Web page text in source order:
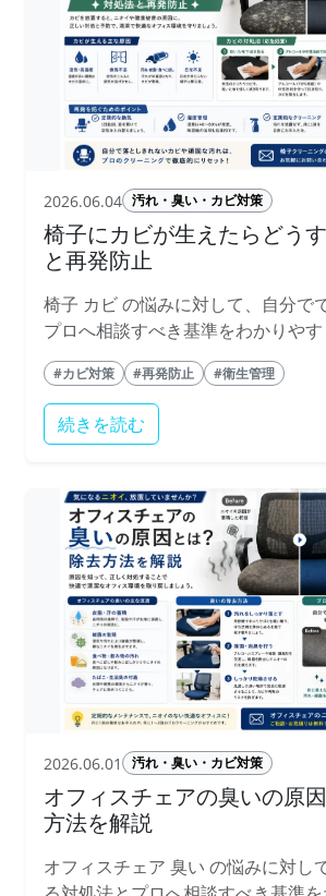
2026.06.04 汚れ・臭い・カビ対策
椅子にカビが生えたらどう
と再発防止
椅子 カビ の悩みに対して、自分で
プロへ相談すべき基準をわかりやす
#カビ対策 #再発防止 #衛生管理
続きを読む
2026.06.01 汚れ・臭い・カビ対策
オフィスチェアの臭いの原
方法を解説
オフィスチェア 臭い の悩みに対し